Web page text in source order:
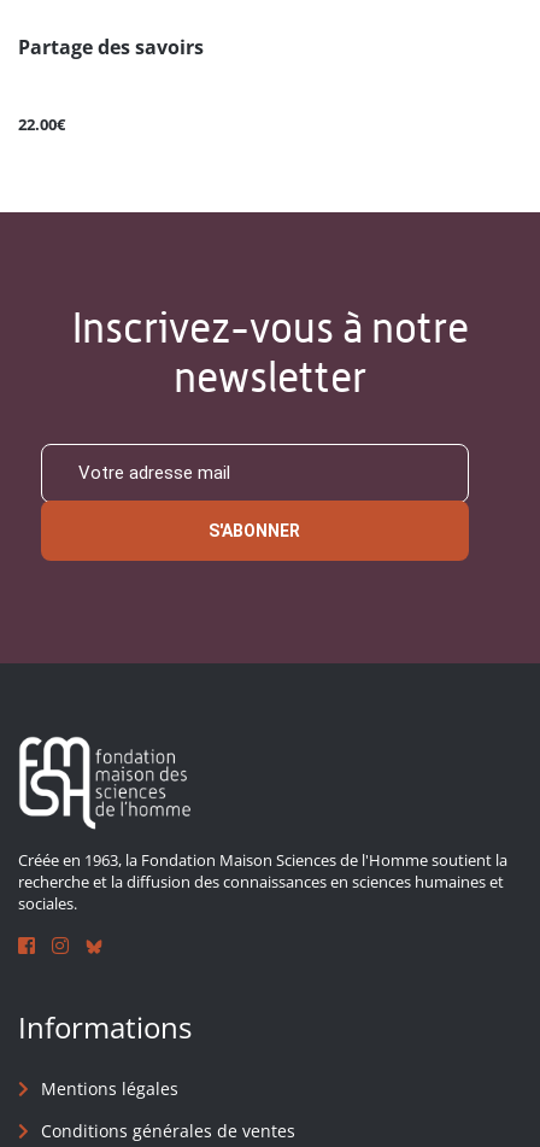
Partage des savoirs
22.00€
Inscrivez-vous à notre
newsletter
S'ABONNER
Créée en 1963, la Fondation Maison Sciences de l'Homme soutient la
recherche et la diffusion des connaissances en sciences humaines et
sociales.
Informations
Mentions légales
Conditions générales de ventes